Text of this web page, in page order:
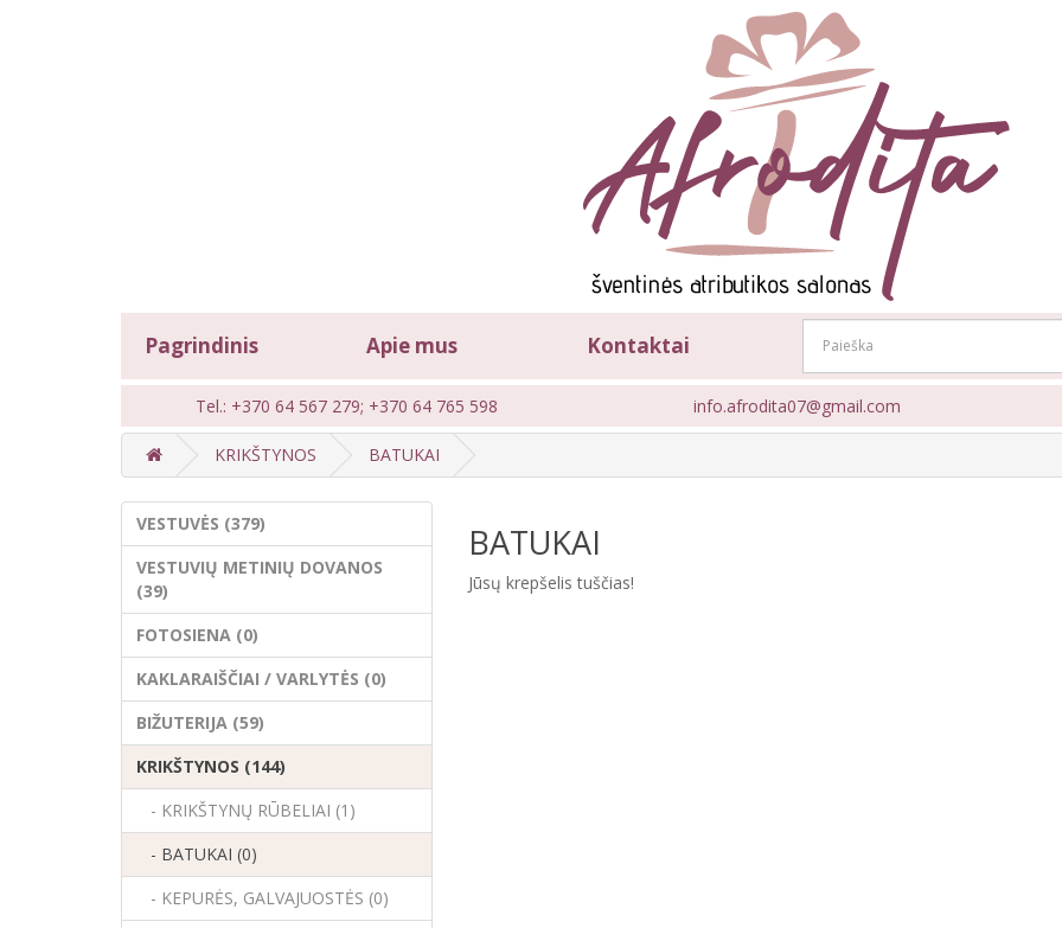
Pagrindinis Apie mus Kontaktai
Tel.: +370 64 567 279; +370 64 765 598 info.afrodita07@gmail.com
KRIKŠTYNOS BATUKAI
VESTUVĖS (379)
VESTUVIŲ METINIŲ DOVANOS
(39)
FOTOSIENA (0)
KAKLARAIŠČIAI / VARLYTĖS (0)
BIŽUTERIJA (59)
KRIKŠTYNOS (144)
- KRIKŠTYNŲ RŪBELIAI (1)
- BATUKAI (0)
- KEPURĖS, GALVAJUOSTĖS (0)
BATUKAI
Jūsų krepšelis tuščias!